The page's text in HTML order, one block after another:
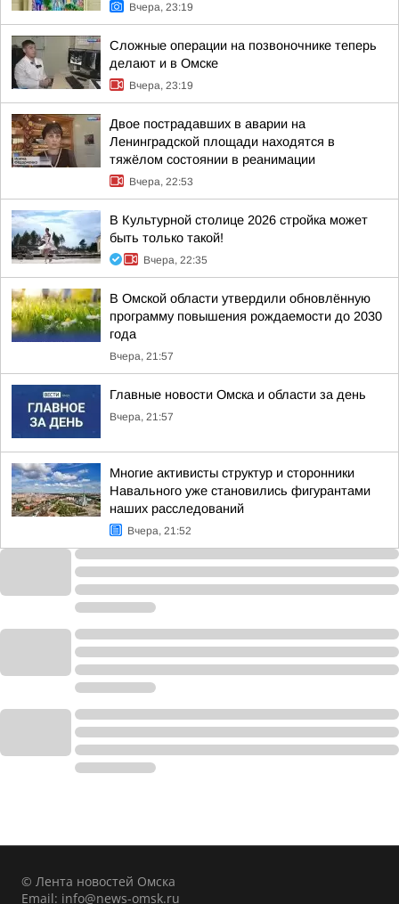
Вчера, 23:19
Сложные операции на позвоночнике теперь
делают и в Омске
Вчера, 23:19
Двое пострадавших в аварии на
Ленинградской площади находятся в
тяжёлом состоянии в реанимации
Вчера, 22:53
В Культурной столице 2026 стройка может
быть только такой!
Вчера, 22:35
В Омской области утвердили обновлённую
программу повышения рождаемости до 2030
года
Вчера, 21:57
Главные новости Омска и области за день
Вчера, 21:57
Многие активисты структур и сторонники
Навального уже становились фигурантами
наших расследований
Вчера, 21:52
© Лента новостей Омска
Email: info@news-omsk.ru